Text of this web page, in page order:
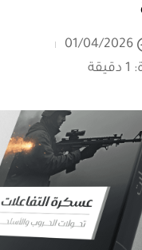
01/04/2026